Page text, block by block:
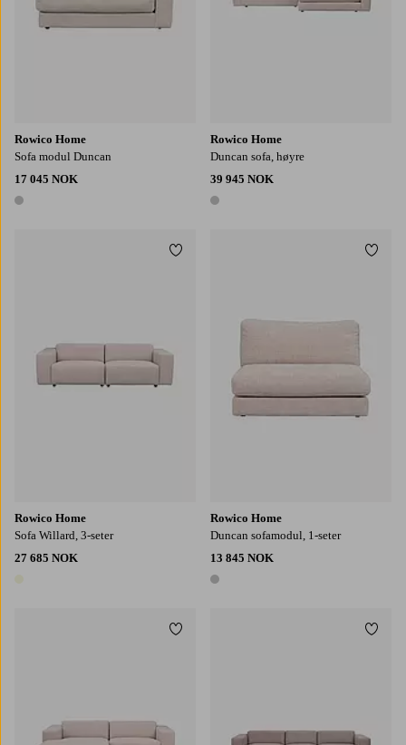
Rowico Home
Sofa modul Duncan
17 045 NOK
1 farge
Rowico Home
Duncan sofa, høyre
39 945 NOK
1 farge
Rowico Home
Sofa Willard, 3-seter
27 685 NOK
Legg til favoritter
Rowico Home
Duncan sofamodul, 1-seter
13 845 NOK
1 farge
Legg til favoritter